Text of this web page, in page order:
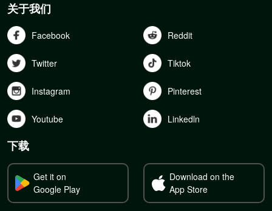
关于我们
Facebook Reddit
Twitter Tiktok
Instagram Pinterest
Youtube Linkedln
下载
Get it on
Google Play
Download on the
App Store